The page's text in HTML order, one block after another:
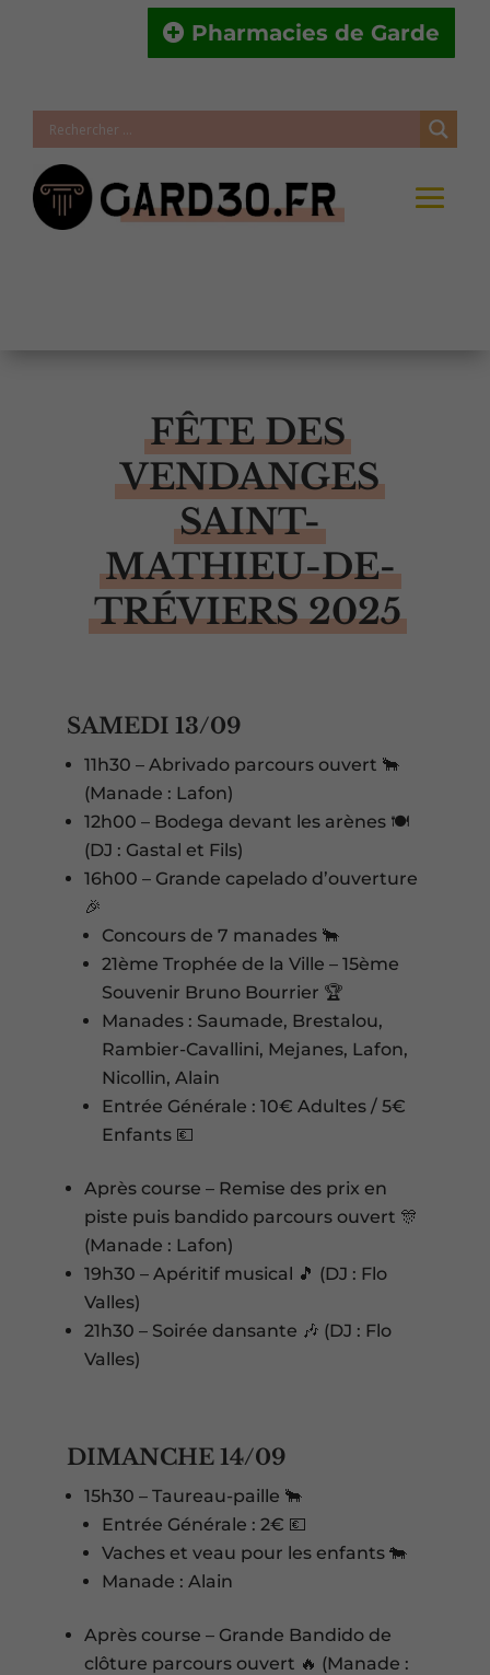
Pharmacies de Garde
FÊTE DES
VENDANGES
SAINT-
MATHIEU-DE-
TRÉVIERS 2025
SAMEDI 13/09
11h30 – Abrivado parcours ouvert 🐂
(Manade : Lafon)
12h00 – Bodega devant les arènes 🍽️
(DJ : Gastal et Fils)
16h00 – Grande capelado d’ouverture
🎉
Concours de 7 manades 🐂
21ème Trophée de la Ville – 15ème
Souvenir Bruno Bourrier 🏆
Manades : Saumade, Brestalou,
Rambier-Cavallini, Mejanes, Lafon,
Nicollin, Alain
Entrée Générale : 10€ Adultes / 5€
Enfants 💶
Après course – Remise des prix en
piste puis bandido parcours ouvert 🎊
(Manade : Lafon)
19h30 – Apéritif musical 🎵 (DJ : Flo
Valles)
21h30 – Soirée dansante 🎶 (DJ : Flo
Valles)
DIMANCHE 14/09
15h30 – Taureau-paille 🐂
Entrée Générale : 2€ 💶
Vaches et veau pour les enfants 🐄
Manade : Alain
Après course – Grande Bandido de
clôture parcours ouvert 🔥 (Manade :